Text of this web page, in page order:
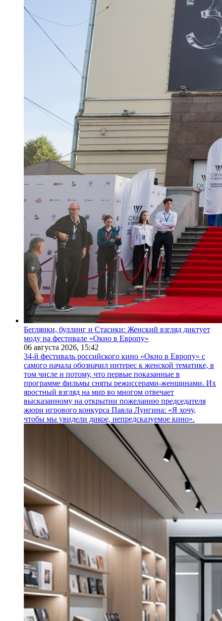
Беглянки, буллинг и Стасики: Женский взгляд диктует
моду на фестивале «Окно в Европу»
06 августа 2026, 15:42
34-й фестиваль российского кино «Окно в Европу» с
самого начала обозначил интерес к женской тематике, в
том числе и потому, что первые показанные в
программе фильмы сняты режиссерами-женщинами. Их
яростный взгляд на мир во многом отвечает
высказанному на открытии пожеланию председателя
жюри игрового конкурса Павла Лунгина: «Я хочу,
чтобы мы увидели дикое, непредсказуемое кино».